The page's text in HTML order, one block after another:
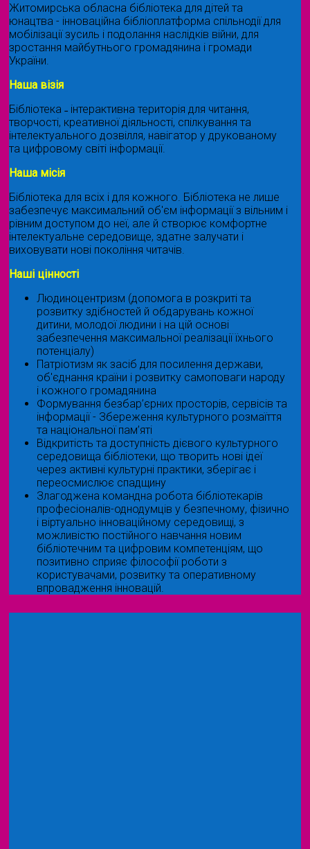
Житомирська обласна бібліотека для дітей та
юнацтва - інноваційна бібліоплатформа спільнодії для
мобілізації зусиль і подолання наслідків війни, для
зростання майбутнього громадянина і громади
України.
Наша візія
Бібліотека ˗ інтерактивна територія для читання,
творчості, креативної діяльності, спілкування та
інтелектуального дозвілля, навігатор у друкованому
та цифровому світі інформації.
Наша місія
Бібліотека для всіх і для кожного. Бібліотека не лише
забезпечує максимальний об'єм інформації з вільним і
рівним доступом до неї, але й створює комфортне
інтелектуальне середовище, здатне залучати і
виховувати нові покоління читачів.
Наші цінності
Людиноцентризм (допомога в розкриті та
розвитку здібностей й обдарувань кожної
дитини, молодої людини і на цій основі
забезпечення максимальної реалізації їхнього
потенціалу)
Патріотизм як засіб для посилення держави,
об'єднання країни і розвитку самоповаги народу
і кожного громадянина
Формування безбар’єрних просторів, сервісів та
інформації - Збереження культурного розмаїття
та національної пам’яті
Відкритість та доступність дієвого культурного
середовища бібліотеки, що творить нові ідеї
через активні культурні практики, зберігає і
переосмислює спадщину
Злагоджена командна робота бібліотекарів
професіоналів-однодумців у безпечному, фізично
і віртуально інноваційному середовищі, з
можливістю постійного навчання новим
бібліотечним та цифровим компетенціям, що
позитивно сприяє філософії роботи з
користувачами, розвитку та оперативному
впровадження інновацій.